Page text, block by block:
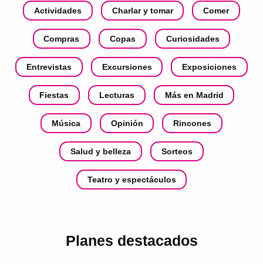
Actividades Charlar y tomar Comer
Compras Copas Curiosidades
Entrevistas Excursiones Exposiciones
Fiestas Lecturas Más en Madrid
Música Opinión Rincones
Salud y belleza Sorteos
Teatro y espectáculos
Planes destacados